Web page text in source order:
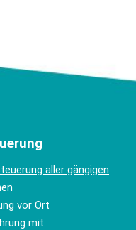
aller gängigen
vor Ort
mit